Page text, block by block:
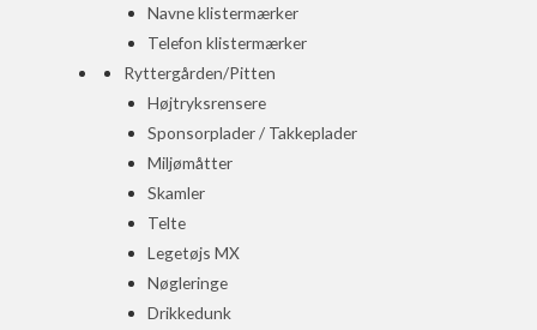
Navne klistermærker
Telefon klistermærker
Ryttergården/Pitten
Højtryksrensere
Sponsorplader / Takkeplader
Miljømåtter
Skamler
Telte
Legetøjs MX
Nøgleringe
Drikkedunk